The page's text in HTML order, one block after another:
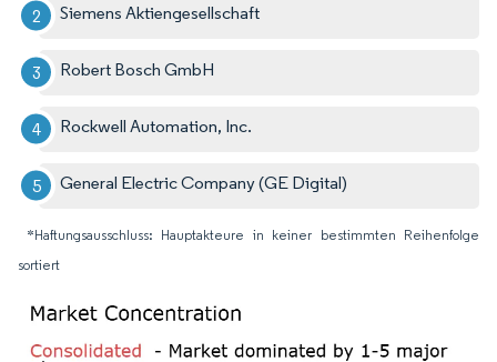
Siemens Aktiengesellschaft
Robert Bosch GmbH
Rockwell Automation, Inc.
General Electric Company (GE Digital)
*Haftungsausschluss: Hauptakteure in keiner bestimmten Reihenfolge
sortiert